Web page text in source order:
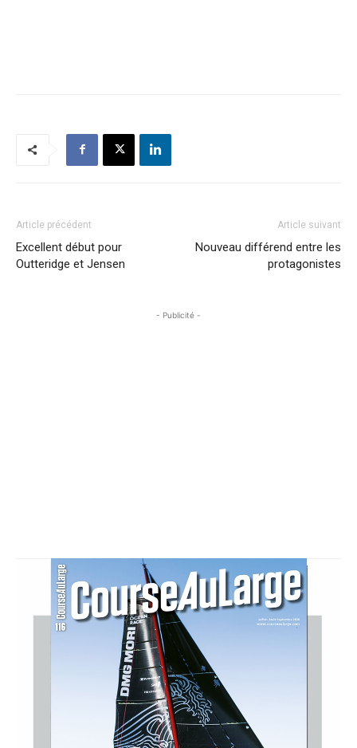
Article précédent
Excellent début pour
Outteridge et Jensen
Article suivant
Nouveau différend entre les
protagonistes
- Publicité -